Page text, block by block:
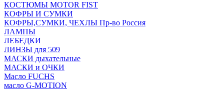
КОСТЮМЫ MOTOR FIST
КОФРЫ И СУМКИ
КОФРЫ,СУМКИ, ЧЕХЛЫ Пр-во Россия
ЛАМПЫ
ЛЕБЕДКИ
ЛИНЗЫ для 509
МАСКИ дыхательные
МАСКИ и ОЧКИ
Масло FUCHS
масло G-MOTION